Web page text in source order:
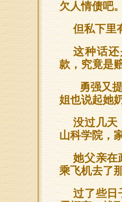
欠人情债吧
但私下里
这种话
款，究竟是
勇强又
姐也说起她
没过几天
山科学院，
她父亲在
乘飞机去了
过了些日